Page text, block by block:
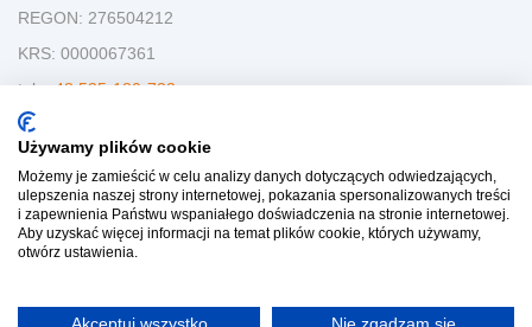
REGON: 276504212
KRS: 0000067361
tel:+48 535-180-733
mail:
Używamy plików cookie
Możemy je zamieścić w celu analizy danych dotyczących odwiedzających,
ulepszenia naszej strony internetowej, pokazania spersonalizowanych treści
i zapewnienia Państwu wspaniałego doświadczenia na stronie internetowej.
Aby uzyskać więcej informacji na temat plików cookie, których używamy,
otwórz ustawienia.